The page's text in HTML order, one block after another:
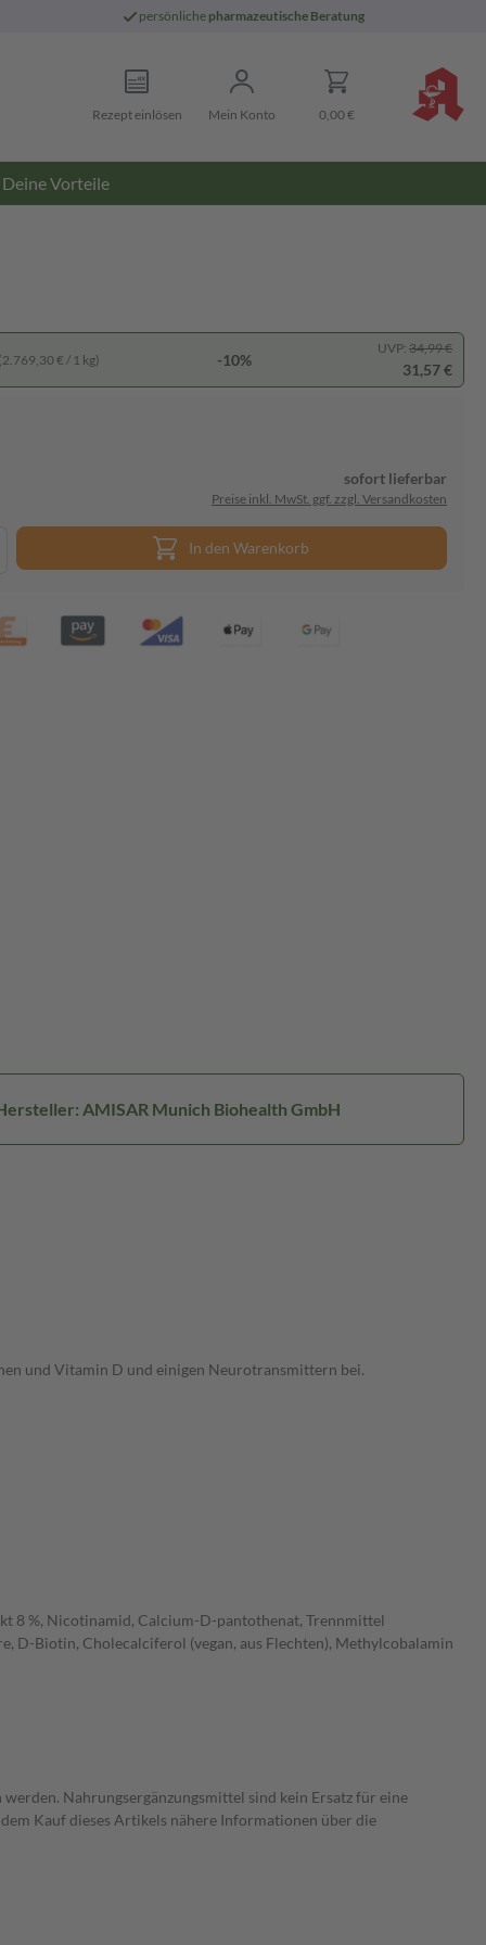
persönliche pharmazeutische Beratung
Rezept einlösen Mein Konto 0,00 €
Deine Vorteile
€ / 1 kg) -10%
UVP: 34,99 €
31,57 €
sofort lieferbar
Preise inkl. MwSt. ggf. zzgl. Versandkosten
In den Warenkorb
AMISAR Munich Biohealth GmbH
und Vitamin D und einigen Neurotransmittern bei.
8 %, Nicotinamid, Calcium-D-pantothenat, Trennmittel
D-Biotin, Cholecalciferol (vegan, aus Flechten), Methylcobalamin
Nahrungsergänzungsmittel sind kein Ersatz für eine
Kauf dieses Artikels nähere Informationen über die